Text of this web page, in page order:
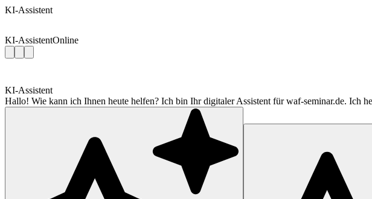
KI-Assistent
KI-AssistentOnline
KI-Assistent
Hallo! Wie kann ich Ihnen heute helfen? Ich bin Ihr digitaler Assistent für waf-seminar.de. Ich